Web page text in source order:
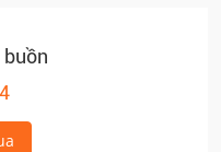
buồn